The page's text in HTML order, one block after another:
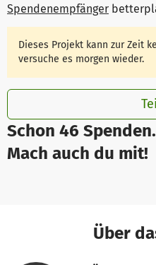
Schon 46 Spenden.
Mach auch du mit!
Spendenempfänger
Dieses Projekt kann zur Zeit
versuche es morgen wieder.
Über